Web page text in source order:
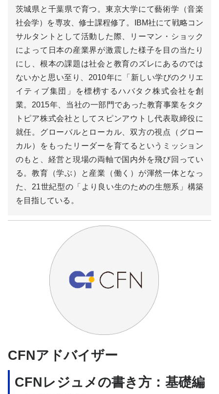
茨城県と千葉県で育つ。東京大学にて藝術学（音楽
社会学）を専攻、修士課程修了。IBM社にて戦略コン
サルタントとして活動した際、リーマン・ショック
によって日本の産業界が激震した様子を目の当たり
にし、根本の課題は社会と教育のズレにあるのでは
ないかと思い至り、2010年に「新しい学びのクリエ
イティブ集団」を標榜するハバタク株式会社を創
業。2015年、当社の一部門であった教育事業をタク
トピア株式会社としてスピンアウトし代表取締役に
就任。グローバルとローカル、双方の視点（グロー
カル）をもったリーダーを育てるというミッション
のもと、経営と現場の両軸で国内外を飛び回ってい
る。教育（学ぶ）と産業（働く）が渾然一体となっ
た、21世紀型の「より良い生のための生態系」構築
を目指している。
CFNアドバイザー
CFNレジュメの書き方：基礎編